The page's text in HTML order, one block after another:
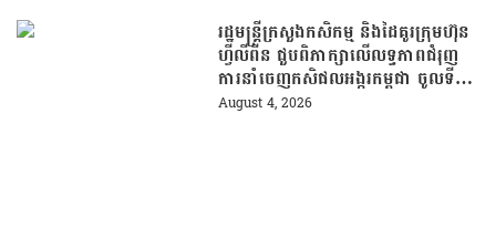
រដ្ឋមន្រ្តីក្រសួងកសិកម្ម និងដៃគូរក្រុមហ៊ុន
ហ្វីលីពីន ជួបពិភាក្សាលើលទ្ធភាពជំរុញ
ការនាំចេញកសិផលអង្ករកម្ពុជា ចូលទី
ផ្សារហ្វីលីពីន
August 4, 2026